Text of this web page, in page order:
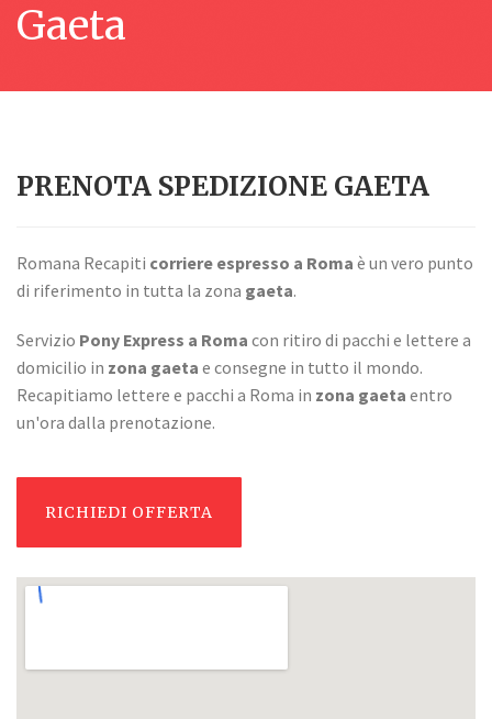
Gaeta
PRENOTA SPEDIZIONE GAETA
Romana Recapiti corriere espresso a Roma è un vero punto
di riferimento in tutta la zona gaeta.
Servizio Pony Express a Roma con ritiro di pacchi e lettere a
domicilio in zona gaeta e consegne in tutto il mondo.
Recapitiamo lettere e pacchi a Roma in zona gaeta entro
un'ora dalla prenotazione.
RICHIEDI OFFERTA